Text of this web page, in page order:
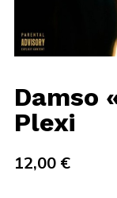
Damso
Plexi
12,00 €